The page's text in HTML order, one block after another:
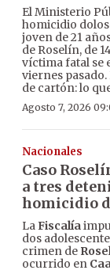
El Ministerio
homicidio
joven de 21
de Roselín, de
víctima fatal se
viernes
de cartón: lo
Agosto 7, 2026
Nacionales
Caso
a tres
homicidio
LaFiscalía
dos
crimen de
ocurrido en